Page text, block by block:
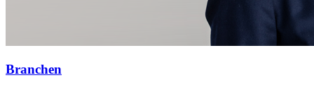
Branchen